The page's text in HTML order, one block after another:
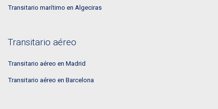
Transitario marítimo en Algeciras
Transitario aéreo
Transitario aéreo en Madrid
Transitario aéreo en Barcelona